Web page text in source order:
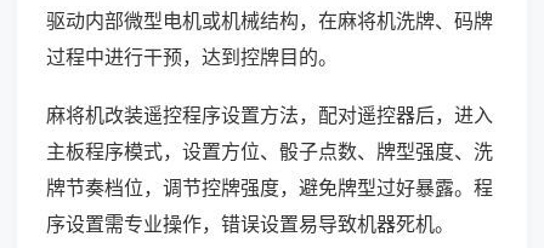
驱动内部微型电机或机械结构，在麻将机洗牌、码牌
过程中进行干预，达到控牌目的。
麻将机改装遥控程序设置方法，配对遥控器后，进入
主板程序模式，设置方位、骰子点数、牌型强度、洗
牌节奏档位，调节控牌强度，避免牌型过好暴露。程
序设置需专业操作，错误设置易导致机器死机。